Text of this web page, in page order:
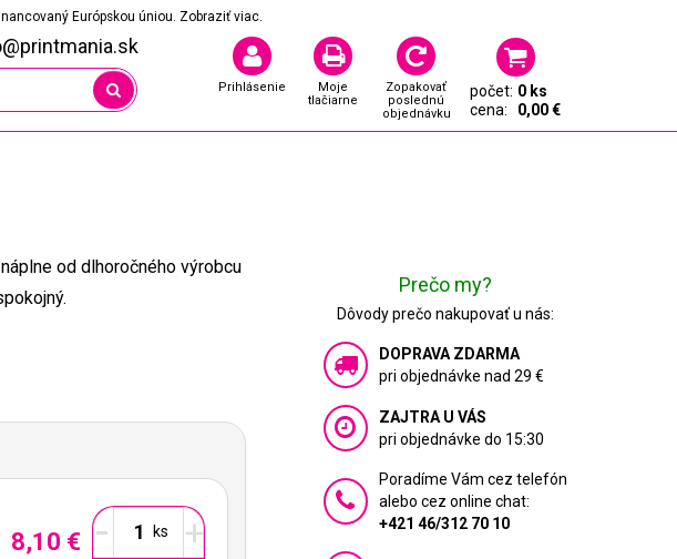
Európskou úniou. Zobraziť viac.
Prihlásenie
Moje
tlačiarne
Zopakovať
poslednú
objednávku
počet: 0 ks
cena:
0,00 €
od dlhoročného výrobcu
8,10 € - +
Prečo my?
Dôvody prečo nakupovať u nás:
DOPRAVA ZDARMA
pri objednávke nad 29 €
ZAJTRA U VÁS
pri objednávke do 15:30
Poradíme Vám cez telefón
alebo cez online chat:
+421 46/312 70 10